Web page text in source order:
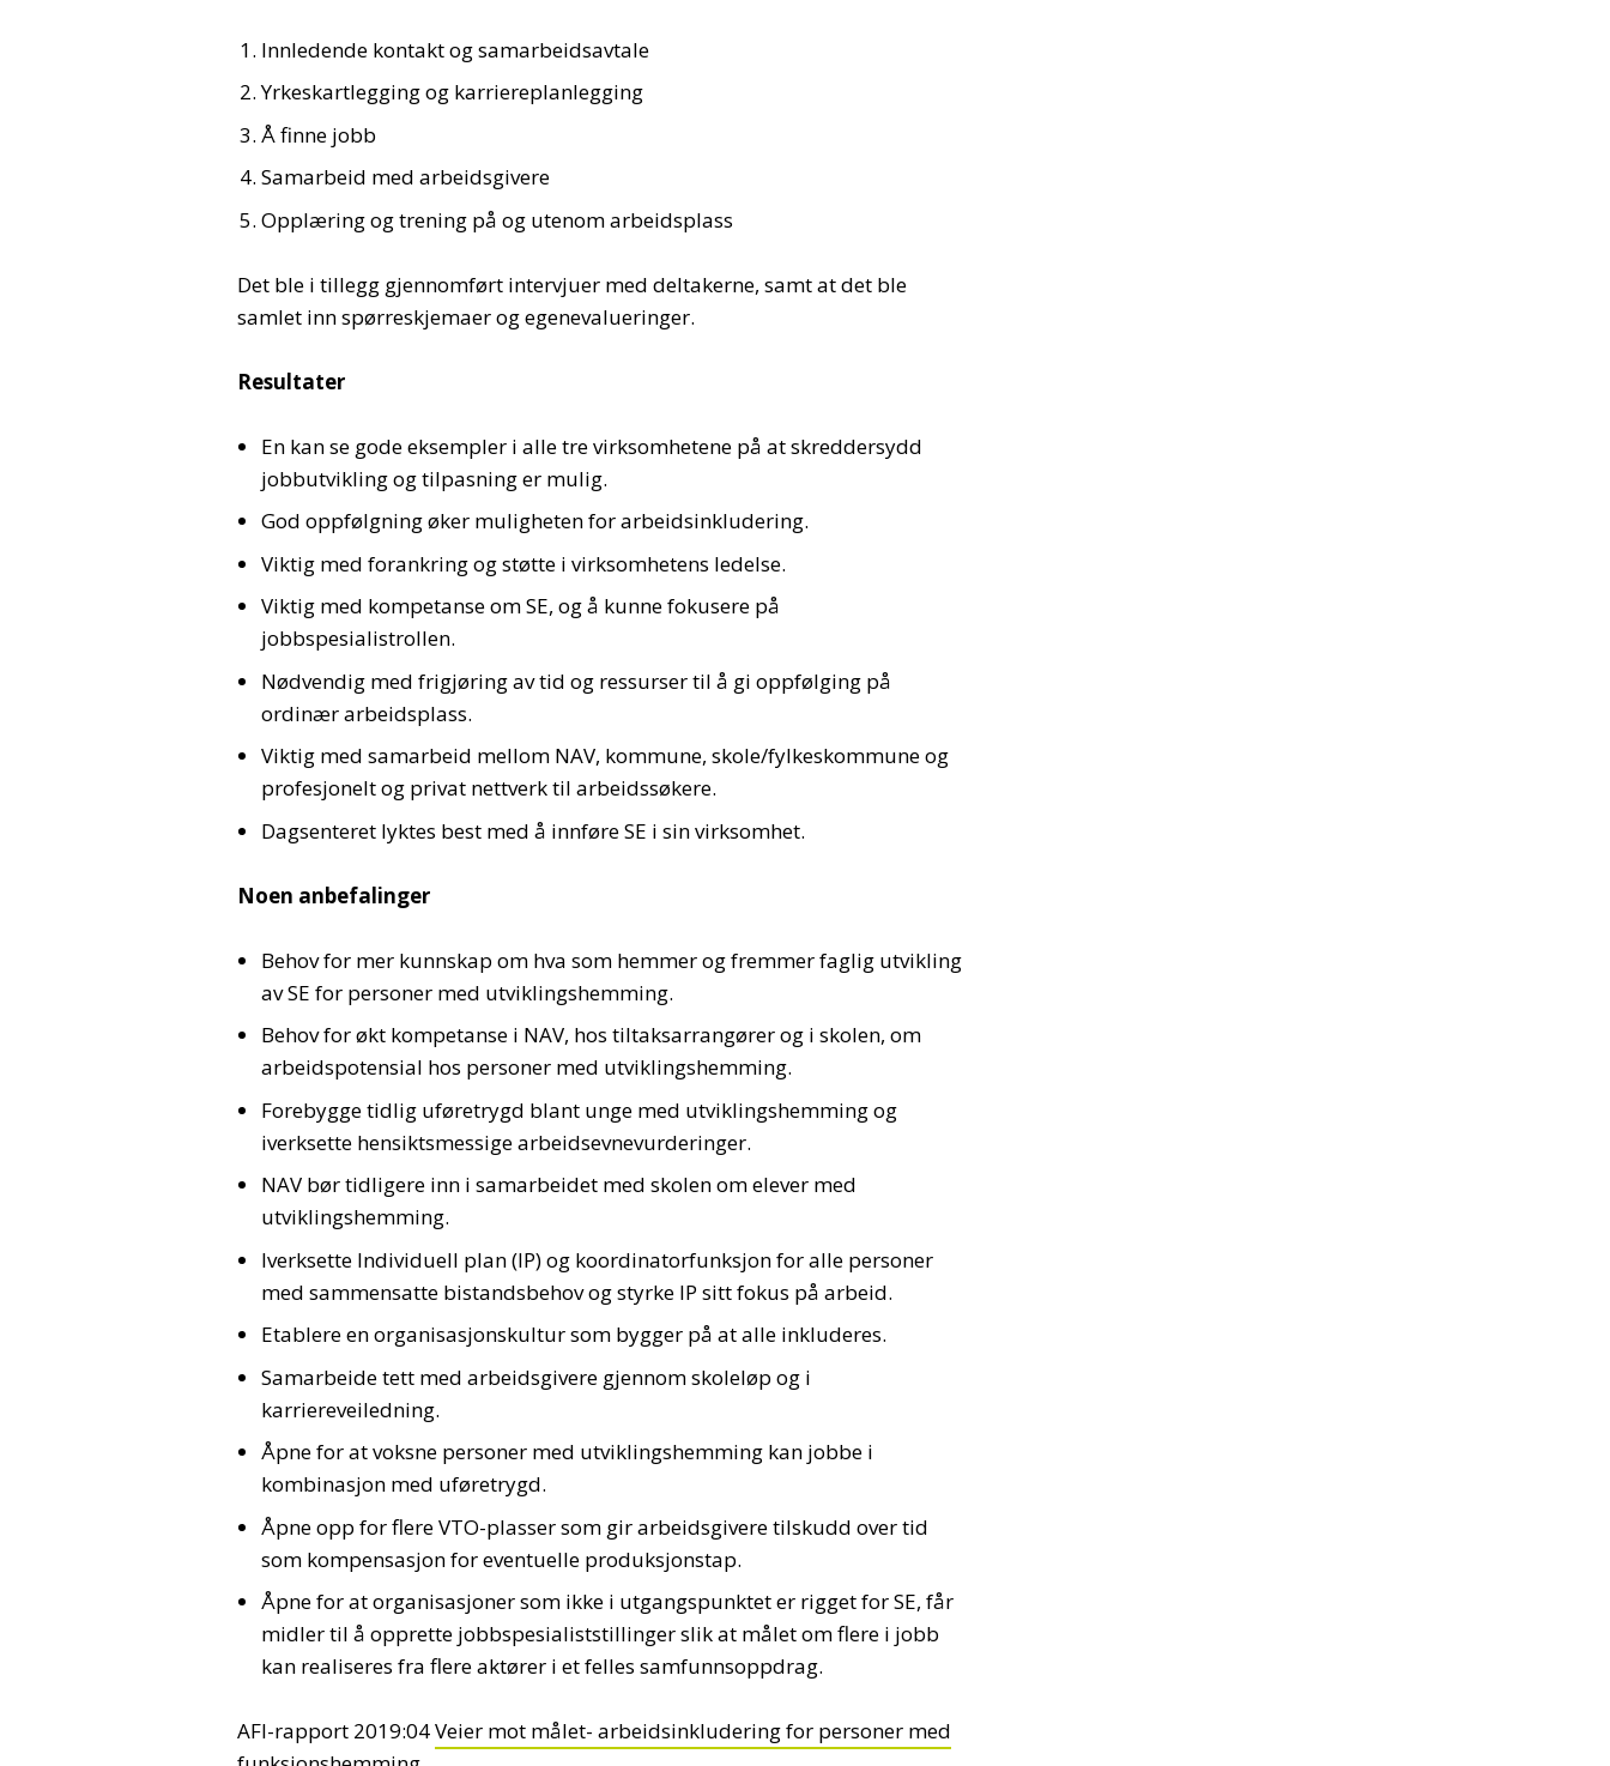
Innledende kontakt og samarbeidsavtale
Yrkeskartlegging og karriereplanlegging
Å finne jobb
Samarbeid med arbeidsgivere
Opplæring og trening på og utenom arbeidsplass
Det ble i tillegg gjennomført intervjuer med deltakerne, samt at det ble
samlet inn spørreskjemaer og egenevalueringer.
Resultater
En kan se gode eksempler i alle tre virksomhetene på at skreddersydd
jobbutvikling og tilpasning er mulig.
God oppfølgning øker muligheten for arbeidsinkludering.
Viktig med forankring og støtte i virksomhetens ledelse.
Viktig med kompetanse om SE, og å kunne fokusere på
jobbspesialistrollen.
Nødvendig med frigjøring av tid og ressurser til å gi oppfølging på
ordinær arbeidsplass.
Viktig med samarbeid mellom NAV, kommune, skole/fylkeskommune og
profesjonelt og privat nettverk til arbeidssøkere.
Dagsenteret lyktes best med å innføre SE i sin virksomhet.
Noen anbefalinger
Behov for mer kunnskap om hva som hemmer og fremmer faglig utvikling
av SE for personer med utviklingshemming.
Behov for økt kompetanse i NAV, hos tiltaksarrangører og i skolen, om
arbeidspotensial hos personer med utviklingshemming.
Forebygge tidlig uføretrygd blant unge med utviklingshemming og
iverksette hensiktsmessige arbeidsevnevurderinger.
NAV bør tidligere inn i samarbeidet med skolen om elever med
utviklingshemming.
Iverksette Individuell plan (IP) og koordinatorfunksjon for alle personer
med sammensatte bistandsbehov og styrke IP sitt fokus på arbeid.
Etablere en organisasjonskultur som bygger på at alle inkluderes.
Samarbeide tett med arbeidsgivere gjennom skoleløp og i
karriereveiledning.
Åpne for at voksne personer med utviklingshemming kan jobbe i
kombinasjon med uføretrygd.
Åpne opp for flere VTO-plasser som gir arbeidsgivere tilskudd over tid
som kompensasjon for eventuelle produksjonstap.
Åpne for at organisasjoner som ikke i utgangspunktet er rigget for SE, får
midler til å opprette jobbspesialiststillinger slik at målet om flere i jobb
kan realiseres fra flere aktører i et felles samfunnsoppdrag.
AFI-rapport 2019:04Veier mot målet- arbeidsinkludering for personer med